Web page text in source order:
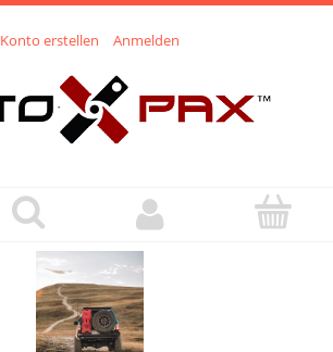
Konto erstellen Anmelden